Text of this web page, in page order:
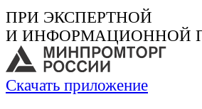
ПРИ ЭКСПЕРТНОЙ
И ИНФОРМАЦИОННОЙ
Скачать приложение